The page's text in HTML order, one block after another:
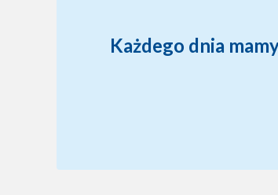
Każdego dnia